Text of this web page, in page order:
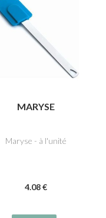
MARYSE
Maryse - à l'unité
4.08 €